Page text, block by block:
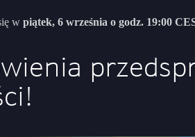
w piątek, 6 września o godz. 19:00